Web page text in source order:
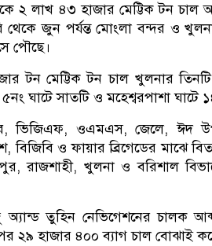
২ লাখ ৪৩ হাজার মেট্টিক টন চাল
জুন পর্যন্ত মোংলা বন্দর ও
পৌছে।
টন মেট্টিক টন চাল খুলনার
ঘাটে সাতটি ও মহেশ্বরপাশা ঘাটে
ভিজিএফ, ওএমএস, জেলে, ঈদ
ও ফায়ার ব্রিগেডের মাঝে
রাজশাহী, খুলনা ও বরিশাল
অ্যান্ড তুহিন নেভিগেশনের চালক
২৯ হাজার ৪০০ ব্যাগ চাল বোঝাই